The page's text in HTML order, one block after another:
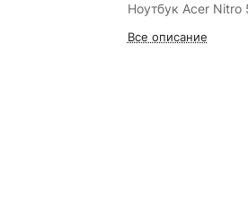
Ноутбук Acer
Все описание